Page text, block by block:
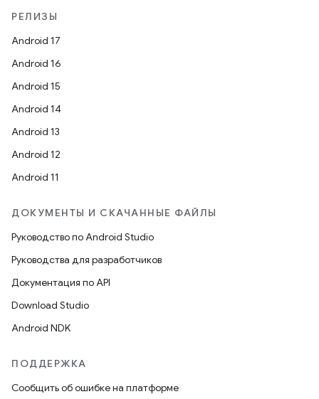
РЕЛИЗЫ
Android 17
Android 16
Android 15
Android 14
Android 13
Android 12
Android 11
ДОКУМЕНТЫ И СКАЧАННЫЕ ФАЙЛЫ
Руководство по Android Studio
Руководства для разработчиков
Документация по API
Download Studio
Android NDK
ПОДДЕРЖКА
Сообщить об ошибке на платформе